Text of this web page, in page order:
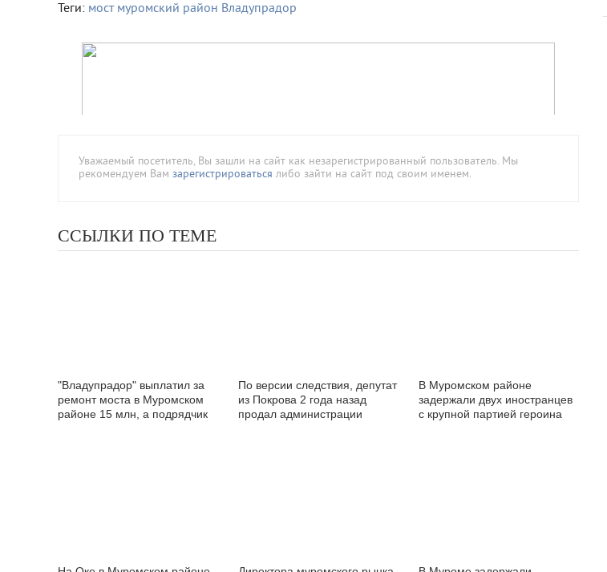
Теги: мост муромский район Владупрадор
Уважаемый посетитель, Вы зашли на сайт как незарегистрированный пользователь. Мы
рекомендуем Вам зарегистрироваться либо зайти на сайт под своим именем.
ССЫЛКИ ПО ТЕМЕ
"Владупрадор" выплатил за
ремонт моста в Муромском
районе 15 млн, а подрядчик
По версии следствия, депутат
из Покрова 2 года назад
продал администрации
В Муромском районе
задержали двух иностранцев
с крупной партией героина